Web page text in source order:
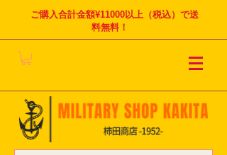
ご購入合計金額¥11000以上（税込）で送
料無料！